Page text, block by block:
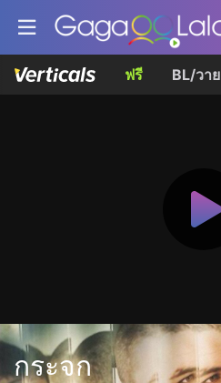
ฟรี BL/วาย
กระจก